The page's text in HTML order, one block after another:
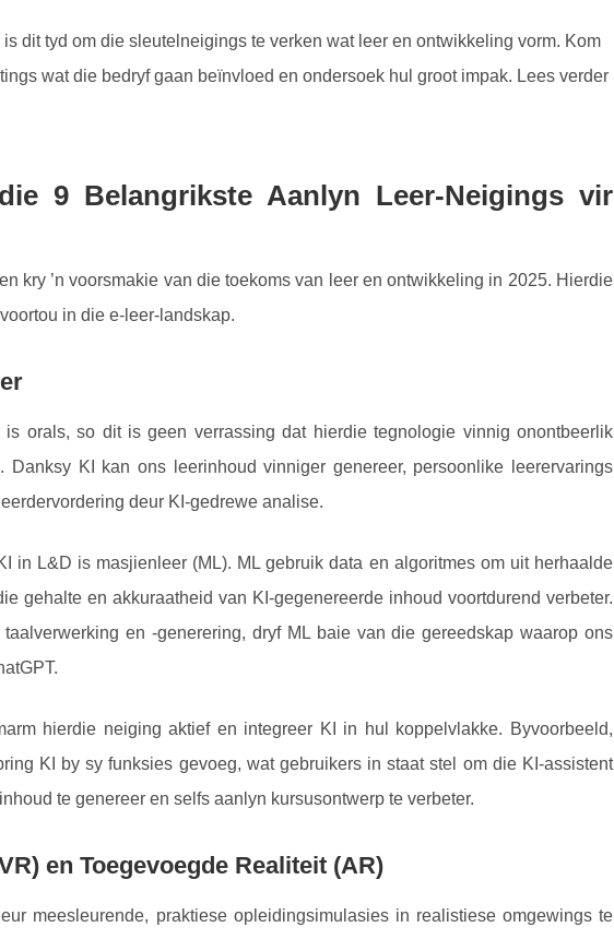
dit tyd om die sleutelneigings te verken wat leer en ontwikkeling vorm. Kom
wat die bedryf gaan beïnvloed en ondersoek hul groot impak. Lees verder
9 Belangrikste Aanlyn Leer-Neigings vir
kry ’n voorsmakie van die toekoms van leer en ontwikkeling in 2025. Hierdie
in die e-leer-landskap.
is orals, so dit is geen verrassing dat hierdie tegnologie vinnig onontbeerlik
Danksy KI kan ons leerinhoud vinniger genereer, persoonlike leerervarings
deur KI-gedrewe analise.
in L&D is masjienleer (ML). ML gebruik data en algoritmes om uit herhaalde
gehalte en akkuraatheid van KI-gegenereerde inhoud voortdurend verbeter.
taalverwerking en -generering, dryf ML baie van die gereedskap waarop ons
hierdie neiging aktief en integreer KI in hul koppelvlakke. Byvoorbeeld,
KI by sy funksies gevoeg, wat gebruikers in staat stel om die KI-assistent
te genereer en selfs aanlyn kursusontwerp te verbeter.
en Toegevoegde Realiteit (AR)
meesleurende, praktiese opleidingsimulasies in realistiese omgewings te